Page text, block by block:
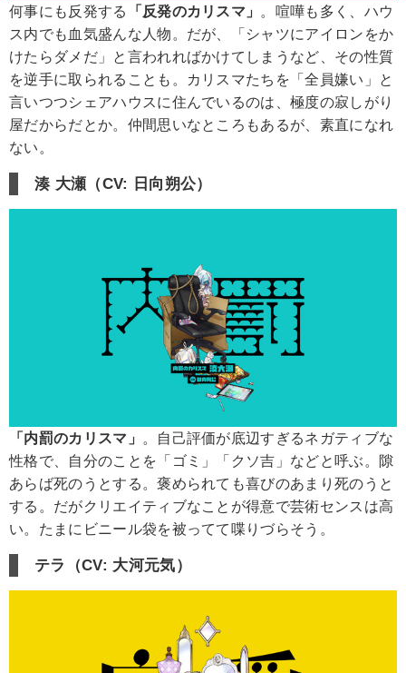
何事にも反発する 「反発のカリスマ」 。喧嘩も多く、ハウ
ス内でも血気盛んな人物。だが、「シャツにアイロンをか
けたらダメだ」と言われればかけてしまうなど、その性質
を逆手に取られることも。カリスマたちを「全員嫌い」と
言いつつシェアハウスに住んでいるのは、極度の寂しがり
屋だからだとか。仲間思いなところもあるが、素直になれ
ない。
湊 大瀬（CV: 日向朔公）
「内罰のカリスマ」
。自己評価が底辺すぎるネガティブな
性格で、自分のことを「ゴミ」「クソ吉」などと呼ぶ。隙
あらば死のうとする。褒められても喜びのあまり死のうと
する。だがクリエイティブなことが得意で芸術センスは高
い。たまにビニール袋を被ってて喋りづらそう。
テラ（CV: 大河元気）